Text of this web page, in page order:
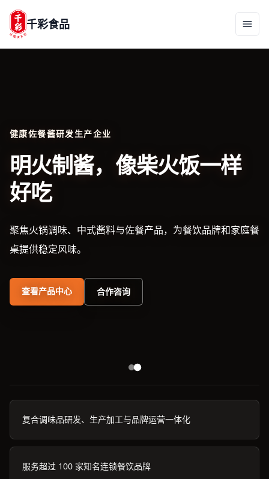
千彩食品
健康佐餐酱研发生产企业
明火制酱，像柴火饭一样
好吃
聚焦火锅调味、中式酱料与佐餐产品，为餐饮品牌和家庭餐
桌提供稳定风味。
查看产品中心 合作咨询
复合调味品研发、生产加工与品牌运营一体化
服务超过 100 家知名连锁餐饮品牌